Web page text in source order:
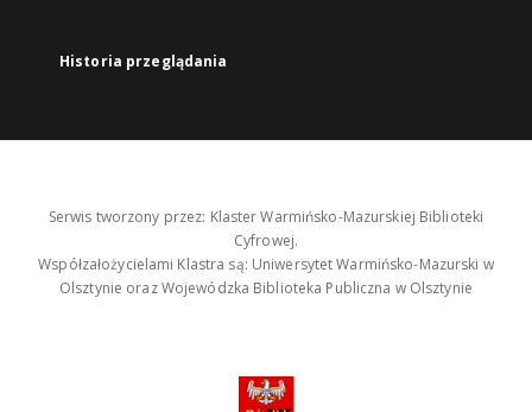
Historia przeglądania
Serwis tworzony przez: Klaster Warmińsko-Mazurskiej Biblioteki
Cyfrowej.
Współzałożycielami Klastra są: Uniwersytet Warmińsko-Mazurski w
Olsztynie oraz Wojewódzka Biblioteka Publiczna w Olsztynie